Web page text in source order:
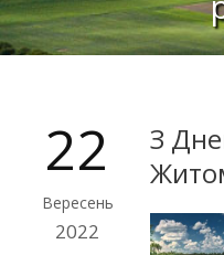
22
Вересень
2022
З